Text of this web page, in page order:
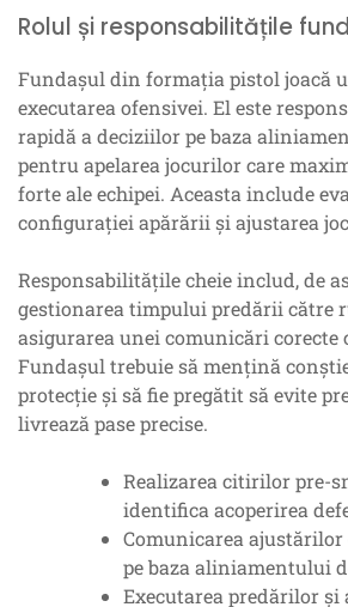
Rolul și responsabilitățile
Fundașul din formația pistol joacă
executarea ofensivei. El este
rapidă a deciziilor pe baza
pentru apelarea jocurilor care
forte ale echipei. Aceasta include
configurației apărării și ajustarea
Responsabilitățile cheie includ, de
gestionarea timpului predării către
asigurarea unei comunicări corecte
Fundașul trebuie să mențină
protecție și să fie pregătit să evite
livrează pase precise.
Realizarea citirilor pre-
identifica acoperirea
Comunicarea ajustărilor
pe baza aliniamentului
Executarea predărilor și